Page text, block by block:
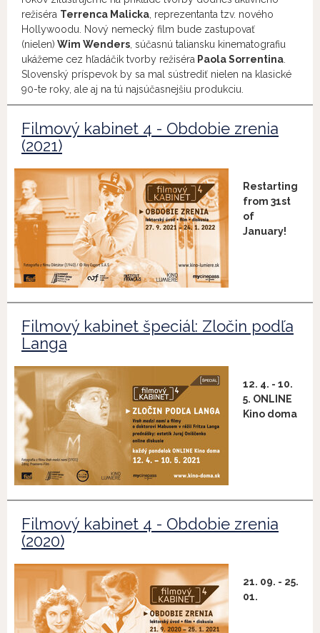
režiséra Terrenca Malicka , reprezentanta tzv. nového
Hollywoodu. Nový nemecký film bude zastupovať
(nielen) Wim Wenders , súčasnú taliansku kinematografiu
ukážeme cez hľadáčik tvorby režiséra Paola Sorrentina
Slovenský príspevok by sa mal sústrediť nielen na klasické
90-te roky, ale aj na tú najsúčasnejšiu produkciu.
Filmový kabinet 4 - Obdobie zrenia
(2021)
Restarting
from 31st
of
January!
Filmový kabinet špeciál: Zločin podľa
Langa
12. 4. - 10.
5. ONLINE
Kino doma
Filmový kabinet 4 - Obdobie zrenia
(2020)
21. 09. - 25.
01.